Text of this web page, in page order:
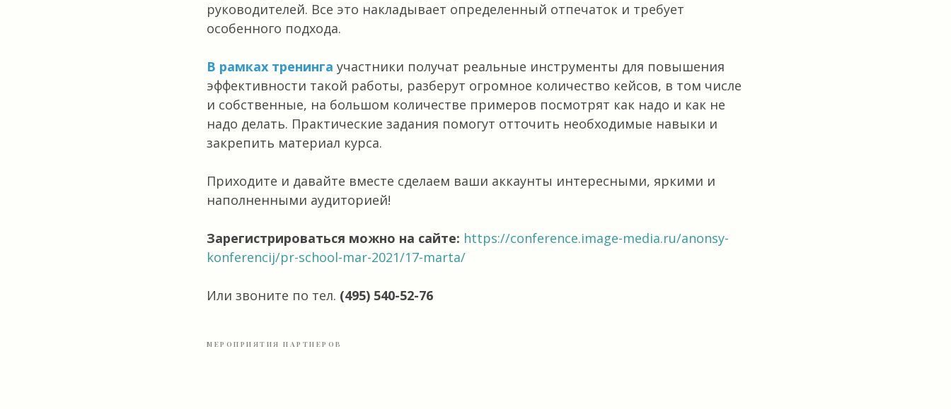
руководителей. Все это накладывает определенный отпечаток и требует
особенного подхода.
В рамках тренинга участники получат реальные инструменты для повышения
эффективности такой работы, разберут огромное количество кейсов, в том числе
и собственные, на большом количестве примеров посмотрят как надо и как не
надо делать. Практические задания помогут отточить необходимые навыки и
закрепить материал курса.
Приходите и давайте вместе сделаем ваши аккаунты интересными, яркими и
наполненными аудиторией!
Зарегистрироваться можно на сайте: https://conference.image-media.ru/anonsy-
konferencij/pr-school-mar-2021/17-marta/
Или звоните по тел. (495) 540-52-76
МЕРОПРИЯТИЯ ПАРТНЕРОВ